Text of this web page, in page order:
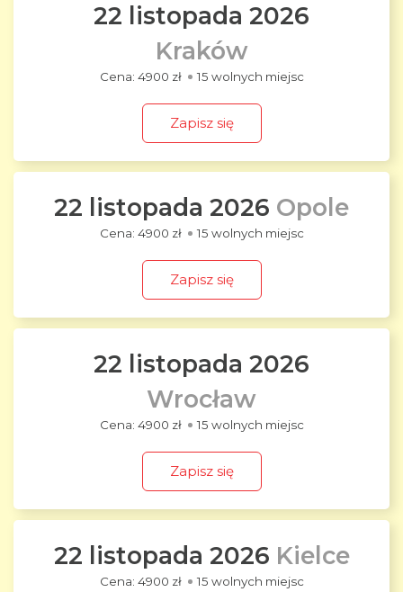
22 listopada 2026
Kraków
4900 zł 15 wolnych miejsc
Zapisz się
22 listopada 2026 Opole
4900 zł 15 wolnych miejsc
Zapisz się
22 listopada 2026
Wrocław
4900 zł 15 wolnych miejsc
Zapisz się
22 listopada 2026 Kielce
4900 zł 15 wolnych miejsc